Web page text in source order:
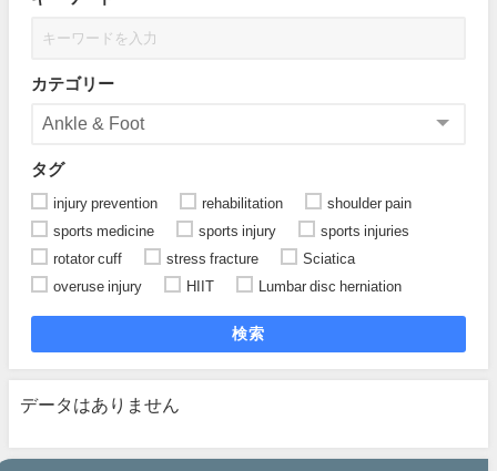
カテゴリー
タグ
injury prevention rehabilitation
shoulder pain
sports medicine
sports injury
sports injuries
rotator cuff
stress fracture
Sciatica
overuse injury
HIIT Lumbar disc herniation
検索
データはありません